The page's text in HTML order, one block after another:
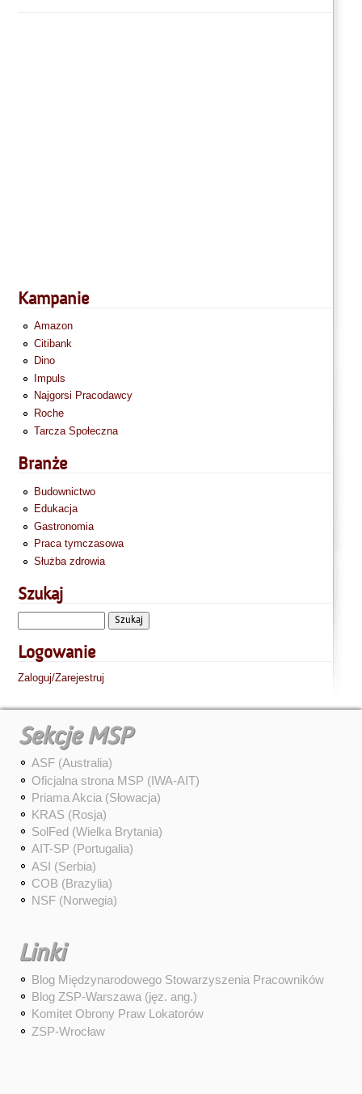
Kampanie
Amazon
Citibank
Dino
Impuls
Najgorsi Pracodawcy
Roche
Tarcza Społeczna
Branże
Budownictwo
Edukacja
Gastronomia
Praca tymczasowa
Służba zdrowia
Szukaj
Logowanie
Zaloguj/Zarejestruj
Sekcje MSP
ASF (Australia)
Oficjalna strona MSP (IWA-AIT)
Priama Akcia (Słowacja)
KRAS (Rosja)
SolFed (Wielka Brytania)
AIT-SP (Portugalia)
ASI (Serbia)
COB (Brazylia)
NSF (Norwegia)
Linki
Blog Międzynarodowego Stowarzyszenia Pracowników
Blog ZSP-Warszawa (jęz. ang.)
Komitet Obrony Praw Lokatorów
ZSP-Wrocław